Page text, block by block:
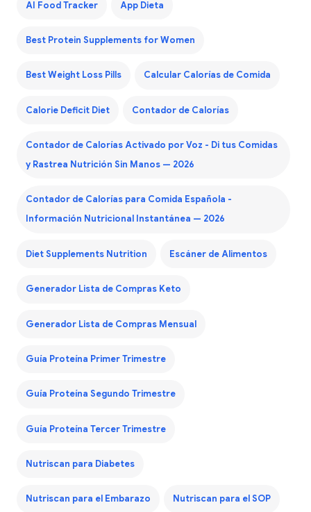
AI Food Tracker App Dieta
Best Protein Supplements for Women
Best Weight Loss Pills Calcular Calorías de Comida
Calorie Deficit Diet Contador de Calorías
Contador de Calorías Activado por Voz - Di tus Comidas
y Rastrea Nutrición Sin Manos — 2026
Contador de Calorías para Comida Española -
Información Nutricional Instantánea — 2026
Diet Supplements Nutrition Escáner de Alimentos
Generador Lista de Compras Keto
Generador Lista de Compras Mensual
Guía Proteína Primer Trimestre
Guía Proteína Segundo Trimestre
Guía Proteína Tercer Trimestre
Nutriscan para Diabetes
Nutriscan para el Embarazo Nutriscan para el SOP